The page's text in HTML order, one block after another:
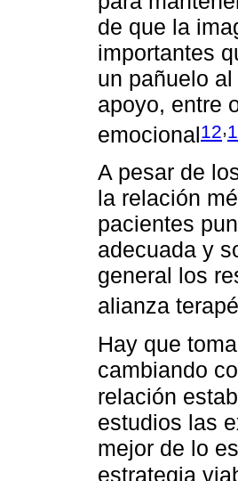
de que la
importantes
un pañuelo
apoyo, entre
emocional12,
A pesar de
la relación
pacientes
adecuada y
general los
alianza
Hay que
cambiando
relación
estudios las
mejor de lo
estrategia